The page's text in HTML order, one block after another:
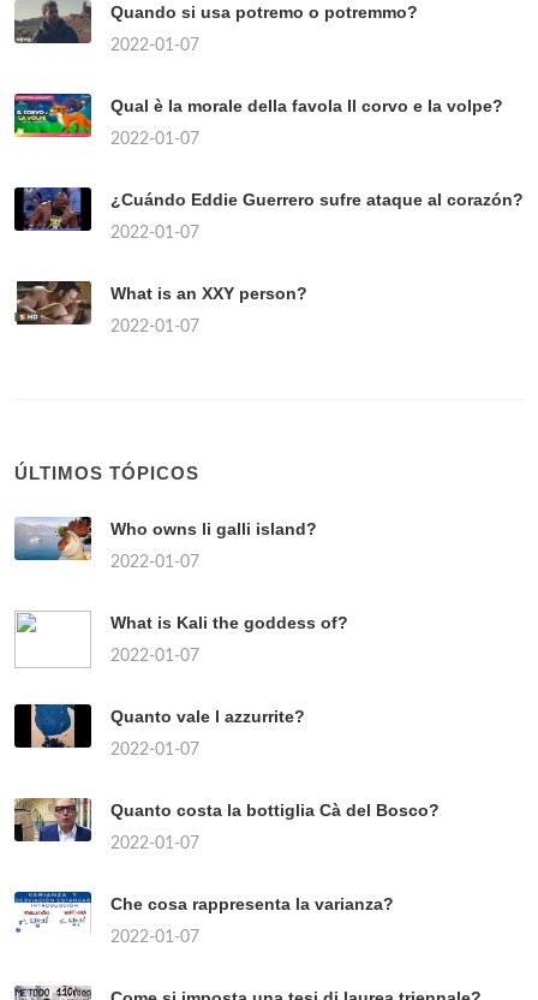
Quando si usa potremo o potremmo?
2022-01-07
Qual è la morale della favola Il corvo e la volpe?
2022-01-07
¿Cuándo Eddie Guerrero sufre ataque al corazón?
2022-01-07
What is an XXY person?
2022-01-07
ÚLTIMOS TÓPICOS
Who owns li galli island?
2022-01-07
What is Kali the goddess of?
2022-01-07
Quanto vale l azzurrite?
2022-01-07
Quanto costa la bottiglia Cà del Bosco?
2022-01-07
Che cosa rappresenta la varianza?
2022-01-07